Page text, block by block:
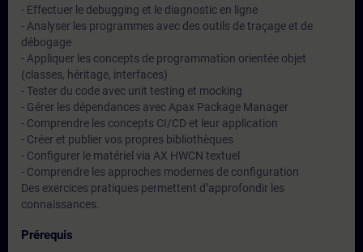
- Effectuer le debugging et le diagnostic en ligne
- Analyser les programmes avec des outils de traçage et de
débogage
- Appliquer les concepts de programmation orientée objet
(classes, héritage, interfaces)
- Tester du code avec unit testing et mocking
- Gérer les dépendances avec Apax Package Manager
- Comprendre les concepts CI/CD et leur application
- Créer et publier vos propres bibliothèques
- Configurer le matériel via AX HWCN textuel
- Comprendre les approches modernes de configuration
Des exercices pratiques permettent d’approfondir les
connaissances.
Prérequis